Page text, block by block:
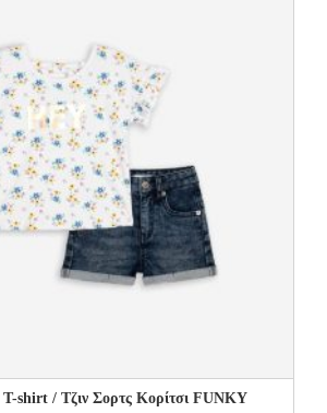
T-shirt / Τζιν Σορτς Κορίτσι FUNKY